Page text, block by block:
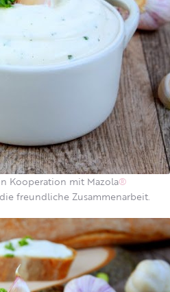
Kooperation mit Mazola®
freundliche Zusammenarbeit.